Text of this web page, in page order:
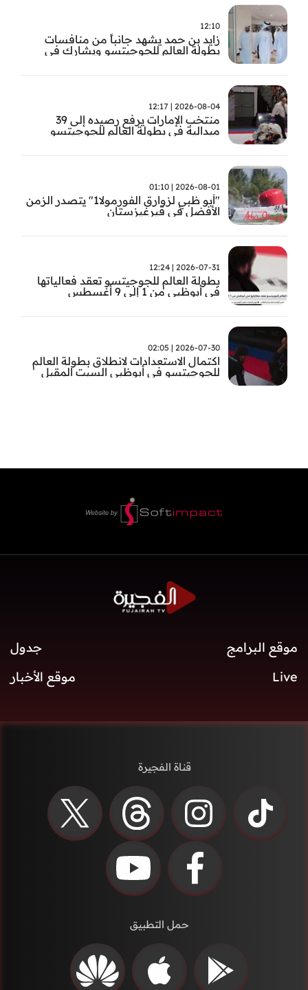
12:10
زايد بن حمد يشهد جانباً من منافسات
بطولة العالم للجوجيتسو ويشارك في
2026-08-04 | 12:17
منتخب الإمارات يرفع رصيده إلى 39
ميدالية في بطولة العالم للجوجيتسو
2026-08-01 | 01:10
"أبو ظبي لزوارق الفورمولا1" يتصدر الزمن
الأفضل في قيرغيزستان
2026-07-31 | 12:24
بطولة العالم للجوجيتسو تعقد فعالياتها
في أبوظبي من 1 إلى 9 أغسطس
2026-07-30 | 02:05
اكتمال الاستعدادات لانطلاق بطولة العالم
للجوجيتسو في أبوظبي السبت المقبل
موقع البرامج
جدول
Live
موقع الأخبار
قناة الفجيرة
حمل التطبيق